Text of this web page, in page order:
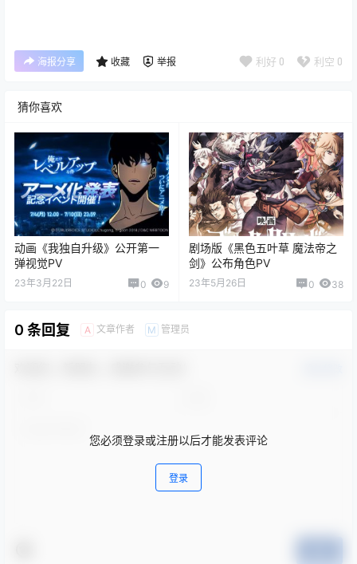
海报分享 收藏 举报 利好 0 利空 0
猜你喜欢
动画《我独自升级》公开第一
弹视觉PV
23年3月22日 0 9
剧场版《黑色五叶草 魔法帝之
剑》公布角色PV
23年5月26日 0 38
0 条回复 A 文章作者 M 管理员
您必须登录或注册以后才能发表评论
登录